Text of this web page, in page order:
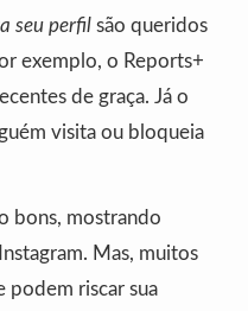
seu perfil são queridos
exemplo, o Reports+
de graça. Já o
visita ou bloqueia
bons, mostrando
Mas, muitos
podem riscar sua